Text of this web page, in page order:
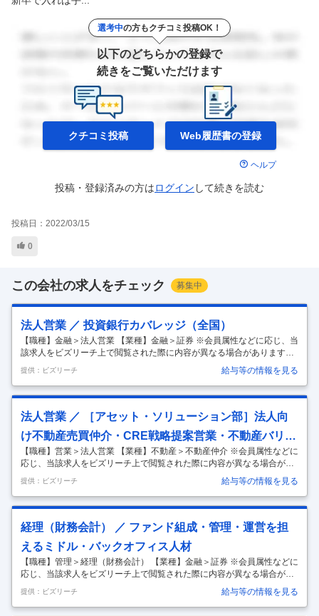
選考中の方もクチコミ投稿OK！
以下のどちらかの登録で
続きをご覧いただけます
クチコミ投稿 Web履歴書の登録
ヘルプ
投稿・登録済みの方はログイン して続きを読む
投稿日： 2022/03/15
0
この会社の求人をチェック 募集中
法人営業 ／ 投資銀行カバレッジ（全国）
【職種】金融＞法人営業 【業種】金融＞証券 ※会員属性などに応じ、当
該求人をビズリーチ上で閲覧された際に内容が異なる場合があります
【会社概要】 〇 大和証券グループは、リテール、ホールセール、アセッ
ト・マネジメント、投資事業を中心に、日本全国と世界24ヶ国・地域に
拠点を持つ総合証券グループ。また、社会課題の解決や成長投資とし
て、FinTech、ヘルスケア、エネルギー・インフラ、農業など多様な分
野にも投資 〇 投資銀行業務においては、企業の資金調達やM&A（合
併・買収）やIPOに関するアドバイザリーサービスを提供。深い市場理
解とグローバルなネットワークを活かした、クライアントに対する最適
な戦略…
提供：ビズリーチ 給与等の情報を見る
法人営業 ／ ［アセット・ソリューション部］法人向
け不動産売買仲介・CRE戦略提案営業・不動産バリュ
エーション業務
【職種】営業＞法人営業 【業種】不動産＞不動産仲介 ※会員属性などに
応じ、当該求人をビズリーチ上で閲覧された際に内容が異なる場合があ
ります 当社は2030年に目指す姿を経営ビジョン「2030Vision」に、ま
た重点分野への具体的な取組みを中期経営計画の３つの基本方針として
「クライアントファーストとクオリティNo.1の実現」、「ハイブリッド
戦略による新たな資金循環の確立」、「デジタルとリアルのベストミッ
クスの追求」を掲げています。 超一流の企業となるべく、「役職員が誠
実で崇高な倫理観と高い専門能力を持ち、お客様はもちろん 、役職員同
士やその家族ひいては社会全体から信頼され尊敬されていること」、
提供：ビズリーチ 給与等の情報を見る
経理（財務会計） ／ ファンド組成・管理・運営を担
えるミドル・バックオフィス人材
【職種】管理＞経理（財務会計） 【業種】金融＞証券 ※会員属性などに
応じ、当該求人をビズリーチ上で閲覧された際に内容が異なる場合があ
ります グループ会社への出向ポジションです。 【職務概要】 当社の運
営するファンドの新規組成、組成後の管理・運営担当として、主に以下
の業務を担っていただきます。 ・ファンド（有責組合等）の組成 ・私募
提供：ビズリーチ 給与等の情報を見る